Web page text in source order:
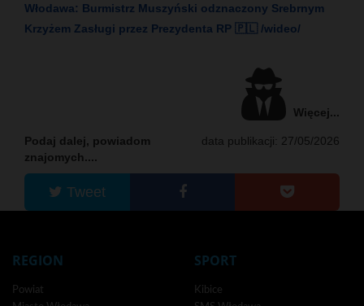
Włodawa: Burmistrz Muszyński odznaczony Srebrnym
Krzyżem Zasługi przez Prezydenta RP 🇵🇱 /wideo/
Więcej...
data publikacji: 27/05/2026
Podaj dalej, powiadom
znajomych....
Tweet
REGION
Powiat
SPORT
Kibice